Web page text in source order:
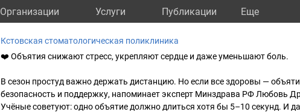
Организации Услуги Публикации Eще
Кстовская стоматологическая поликлиника
❤️ Объятия снижают стресс, укрепляют сердце и даже уменьшают боль.
В сезон простуд важно держать дистанцию. Но если все здоровы —
безопасность и поддержку, напоминает эксперт Минздрава РФ Любовь
Учёные советуют: одно объятие должно длиться хотя бы 5–10 секунд. И